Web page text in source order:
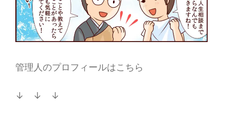
管理人のプロフィールはこちら
↓ ↓ ↓